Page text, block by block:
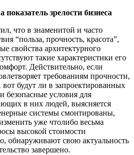
зрелости бизнеса
что в знаменитой и часто
“польза, прочность, красота”,
свойства архитектурного
такие характеристики его
Действительно, если
требованиям прочности,
будут ли в запроектированных
условия для
в них людей, выясняется
системы смонтированы,
уже что­либо весьма
высокой стоимости
обнаруживают свою актуальность
завершено.